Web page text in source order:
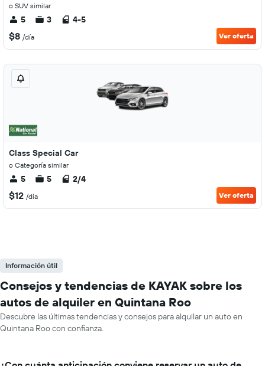
o SUV similar
5 3 4-5
$8 /día Ver oferta
Class Special Car
o Categoría similar
5 5 2/4
$12 /día Ver oferta
Información útil
Consejos y tendencias de KAYAK sobre los
autos de alquiler en Quintana Roo
Descubre las últimas tendencias y consejos para alquilar un auto en
Quintana Roo con confianza.